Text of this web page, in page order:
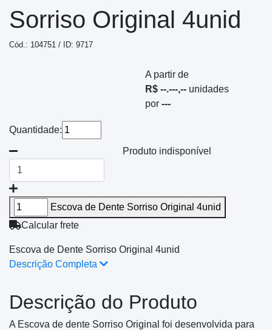
Sorriso Original 4unid
Cód.: 104751 / ID: 9717
A partir de
R$ --.---,-- unidades
por ---
Quantidade:
Produto indisponível
Escova de Dente Sorriso Original 4unid
Calcular frete
Escova de Dente Sorriso Original 4unid
Descrição Completa
Descrição do Produto
A Escova de dente Sorriso Original foi desenvolvida para